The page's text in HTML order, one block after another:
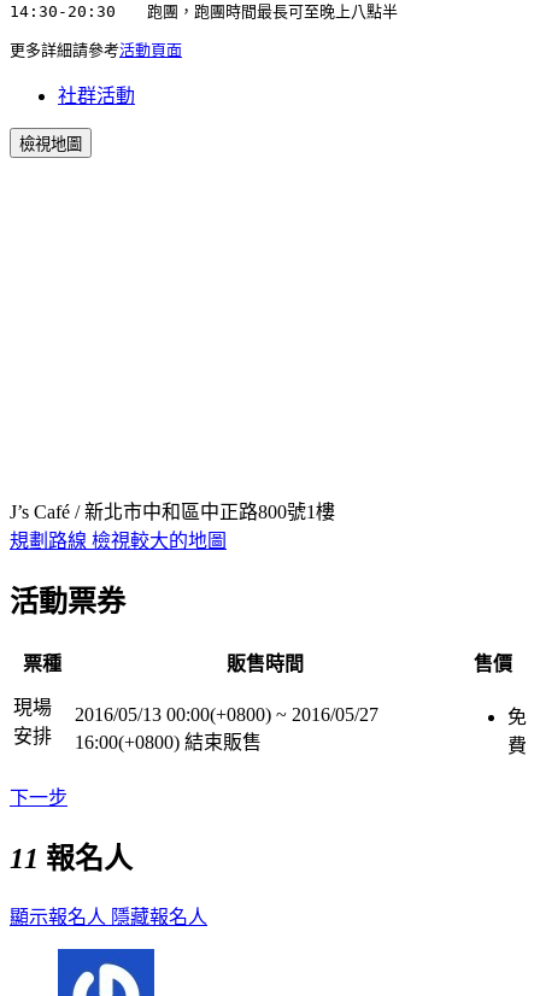
14:30-20:30　　跑團，跑團時間最長可至晚上八點半
更多詳細請參考活動頁面
社群活動
檢視地圖
J’s Café / 新北市中和區中正路800號1樓
規劃路線 檢視較大的地圖
活動票券
票種 販售時間 售價
現場
安排
2016/05/13 00:00(+0800) ~ 2016/05/27
16:00(+0800) 結束販售
免
費
下一步
11 報名人
顯示報名人 隱藏報名人